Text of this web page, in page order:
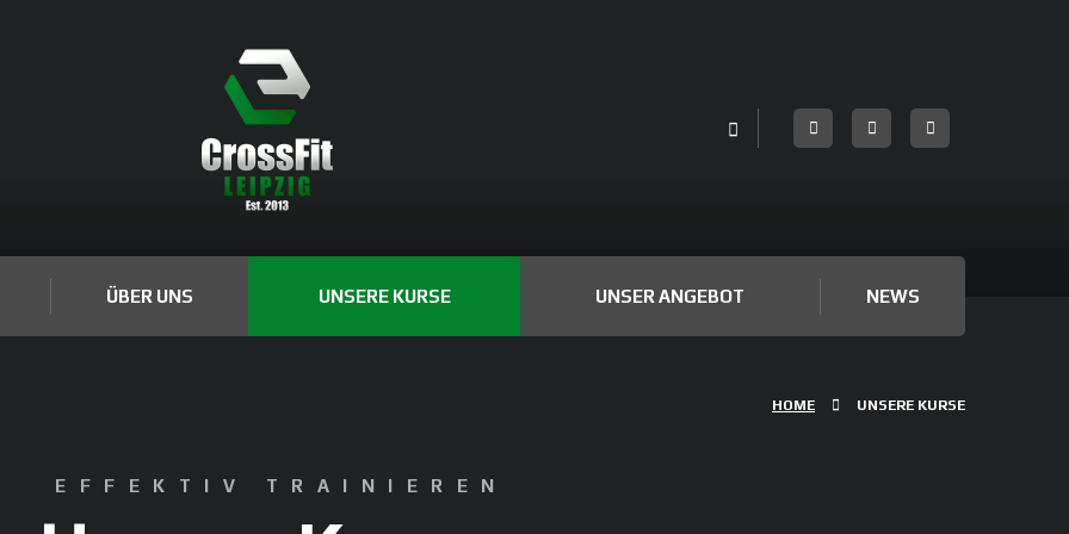
ÜBER UNS UNSERE KURSE UNSER ANGEBOT NEWS
HOME UNSERE KURSE
EFFEKTIV TRAINIEREN